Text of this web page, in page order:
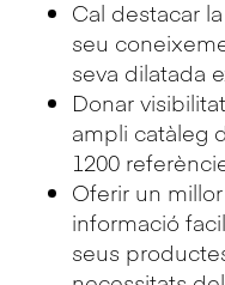
Cal destacar
seu
seva dilatada
Donar
ampli catàleg
1200
Oferir un
informació
seus